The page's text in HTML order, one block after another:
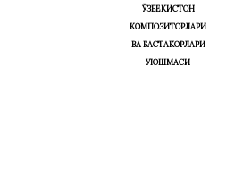
ЎЗБЕКИСТОН
КОМПОЗИТОРЛАРИ
ВА БАСТАКОРЛАРИ
УЮШМАСИ